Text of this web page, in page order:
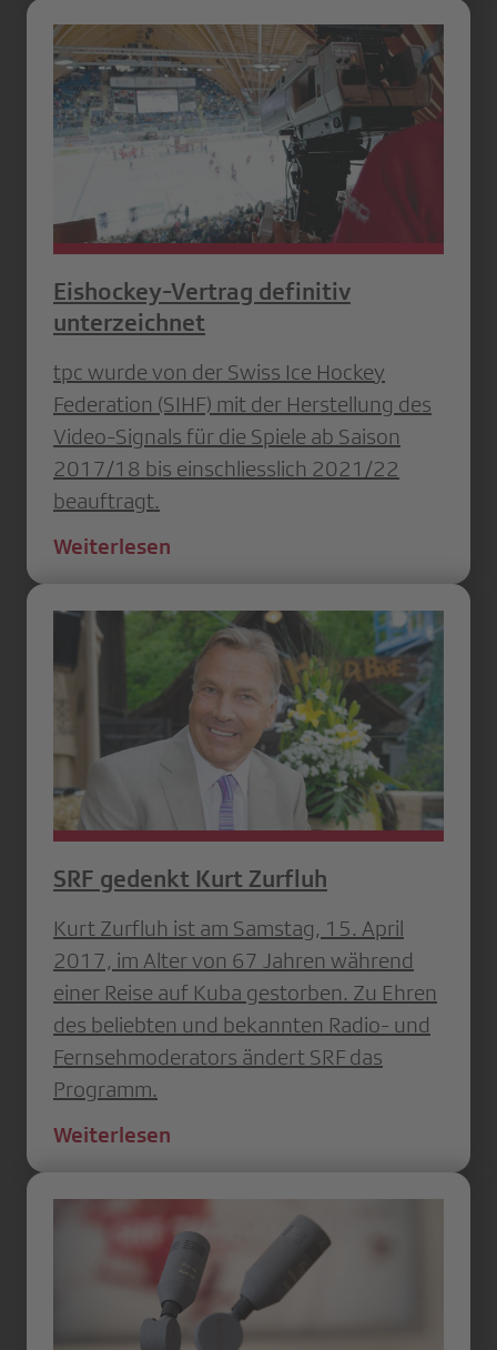
Eishockey-Vertrag definitiv
unterzeichnet
tpc wurde von der Swiss Ice Hockey
Federation (SIHF) mit der Herstellung des
Video-Signals für die Spiele ab Saison
2017/18 bis einschliesslich 2021/22
beauftragt.
Weiterlesen
SRF gedenkt Kurt Zurfluh
Kurt Zurfluh ist am Samstag, 15. April
2017, im Alter von 67 Jahren während
einer Reise auf Kuba gestorben. Zu Ehren
des beliebten und bekannten Radio- und
Fernsehmoderators ändert SRF das
Programm.
Weiterlesen